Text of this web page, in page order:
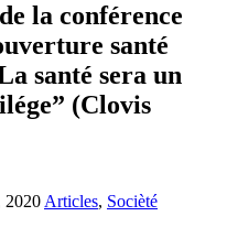
la conférence
santé
santé sera un
(Clovis
2020 Articles, Socièté